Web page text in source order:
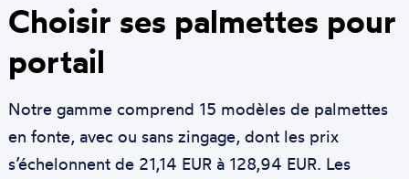
Choisir ses palmettes pour
portail
Notre gamme comprend 15 modèles de palmettes
en fonte, avec ou sans zingage, dont les prix
s’échelonnent de 21,14 EUR à 128,94 EUR. Les